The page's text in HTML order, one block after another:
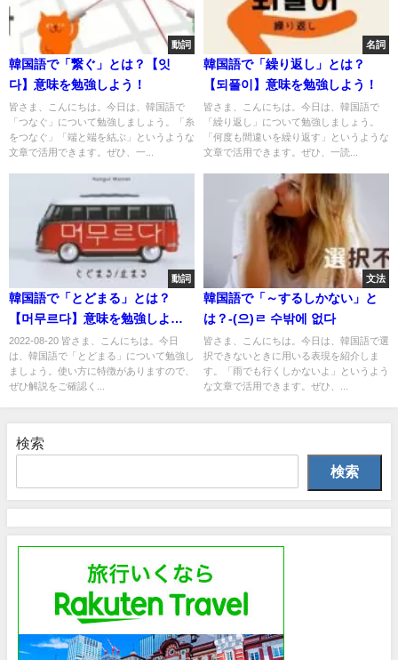
動詞
韓国語で「繋ぐ」とは？【잇
다】意味を勉強しよう！
皆さま、こんにちは。今日は、韓国語で
「つなぐ」について勉強しましょう。「糸
をつなぐ」「端と端を結ぶ」というような
文章で活用できます。ぜひ、一...
名詞
韓国語で「繰り返し」とは？
【되풀이】意味を勉強しよう！
皆さま、こんにちは。今日は、韓国語で
「繰り返し」について勉強しましょう。
「何度も間違いを繰り返す」というような
文章で活用できます。ぜひ、一読...
動詞
韓国語で「とどまる」とは？
【머무르다】意味を勉強しよ
う！
2022-08-20 皆さま、こんにちは。今日
は、韓国語で「とどまる」について勉強し
ましょう。使い方に特徴がありますので、
ぜひ解説をご確認く...
文法
韓国語で「～するしかない」と
は？-(으)ㄹ 수밖에 없다
皆さま、こんにちは。今日は、韓国語で選
択できないときに用いる表現を紹介しま
す。「雨でも行くしかないよ」というよう
な文章で活用できます。ぜひ、...
検索
検索